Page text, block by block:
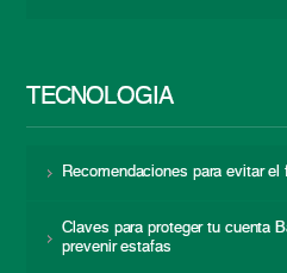
TECNOLOGÍA
Recomendaciones para evitar el
Claves para proteger tu cuenta
prevenir estafas